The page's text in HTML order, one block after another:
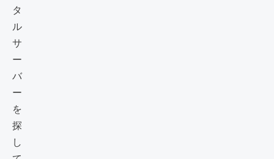
タ
ル
サ
ー
バ
ー
を
探
し